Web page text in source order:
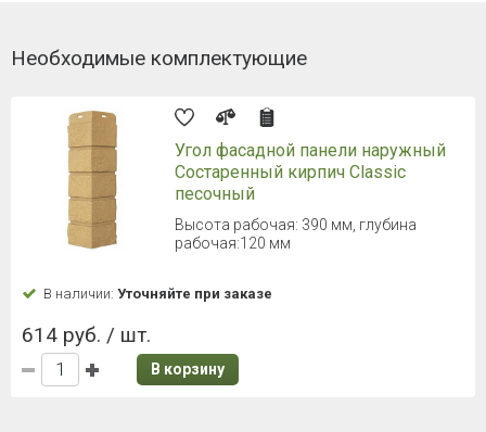
Необходимые комплектующие
Угол фасадной панели наружный
Состаренный кирпич Classic
песочный
Высота рабочая: 390 мм, глубина
рабочая:120 мм
В наличии: Уточняйте при заказе
614 руб. / шт.
В корзину